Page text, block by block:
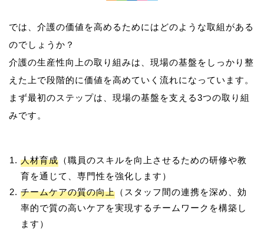
では、介護の価値を高めるためにはどのような取組がある
のでしょうか？
介護の生産性向上の取り組みは、現場の基盤をしっかり整
えた上で段階的に価値を高めていく流れになっています。
まず最初のステップは、現場の基盤を支える3つの取り組
人材育成 （職員のスキルを向上させるための研修や教
育を通じて、専門性を強化します）
チームケアの質の向上 （スタッフ間の連携を深め、効
率的で質の高いケアを実現するチームワークを構築し
ます）